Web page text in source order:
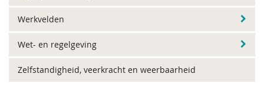
Werkvelden
Wet- en regelgeving
Zelfstandigheid, veerkracht en weerbaarheid